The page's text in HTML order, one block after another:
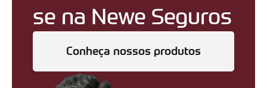
se na Newe Seguros
Conheça nossos produtos